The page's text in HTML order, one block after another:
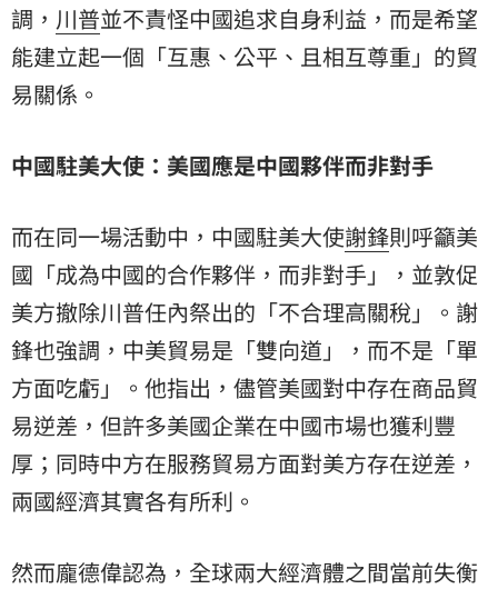
調， 川普並不責怪中國追求自身利益，而是希望
能建立起一個「互惠、公平、且相互尊重」的貿
易關係。
中國駐美大使：美國應是中國夥伴而非對手
而在同一場活動中，中國駐美大使謝鋒則呼籲美
國「成為中國的合作夥伴，而非對手」，並敦促
美方撤除川普任內祭出的「不合理高關稅」。謝
鋒也強調，中美貿易是「雙向道」，而不是「單
方面吃虧」。他指出，儘管美國對中存在商品貿
易逆差，但許多美國企業在中國市場也獲利豐
厚；同時中方在服務貿易方面對美方存在逆差，
兩國經濟其實各有所利。
然而龐德偉認為，全球兩大經濟體之間當前失衡